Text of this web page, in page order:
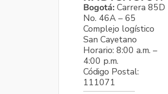
Bogotá: Carrera 85D
No. 46A – 65
Complejo logístico
San Cayetano
Horario: 8:00 a.m. –
4:00 p.m.
Código Postal:
111071